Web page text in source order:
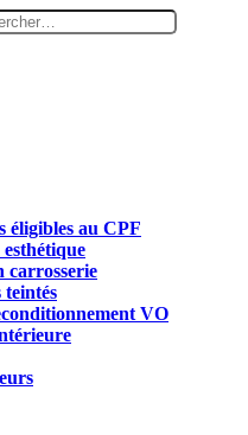
éligibles au CPF
carrosserie
VO